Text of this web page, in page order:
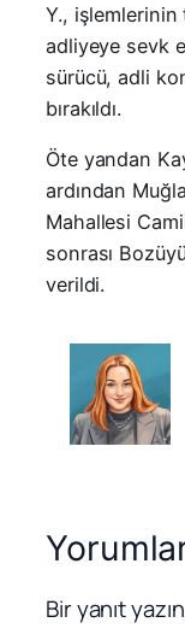
Y., işlemlerinin
adliyeye sevk
sürücü, adli
bırakıldı.
Öte yandan
ardından
Mahallesi
sonrası
verildi.
Bir yanıt yazın